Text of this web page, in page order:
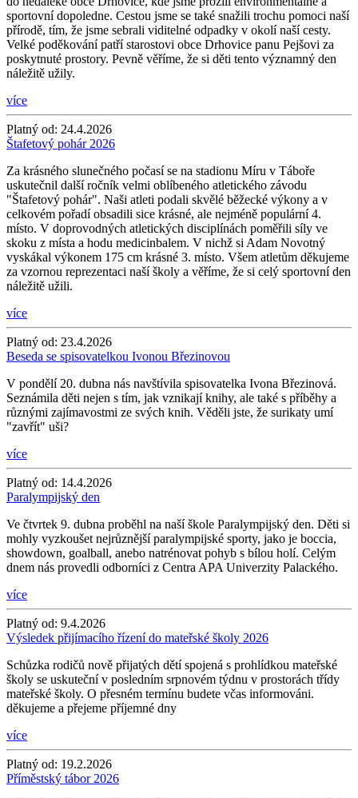
sportovní dopoledne. Cestou jsme se také snažili trochu pomoci naší
přírodě, tím, že jsme sebrali viditelné odpadky v okolí naší cesty.
Velké poděkování patří starostovi obce Drhovice panu Pejšovi za
poskytnuté prostory. Pevně věříme, že si děti tento významný den
náležitě užily.
více
Platný od: 24.4.2026
Štafetový pohár 2026
Za krásného slunečného počasí se na stadionu Míru v Táboře
uskutečnil další ročník velmi oblíbeného atletického závodu
"Štafetový pohár". Naši atleti podali skvělé běžecké výkony a v
celkovém pořadí obsadili sice krásné, ale nejméně populární 4.
místo. V doprovodných atletických disciplínách poměřili síly ve
skoku z místa a hodu medicinbalem. V nichž si Adam Novotný
vyskákal výkonem 175 cm krásné 3. místo. Všem atletům děkujeme
za vzornou reprezentaci naší školy a věříme, že si celý sportovní den
náležitě užili.
více
Platný od: 23.4.2026
Beseda se spisovatelkou Ivonou Březinovou
V pondělí 20. dubna nás navštívila spisovatelka Ivona Březinová.
Seznámila děti nejen s tím, jak vznikají knihy, ale také s příběhy a
různými zajímavostmi ze svých knih. Věděli jste, že surikaty umí
"zavřít" uši?
více
Platný od: 14.4.2026
Paralympijský den
Ve čtvrtek 9. dubna proběhl na naší škole Paralympijský den. Děti si
mohly vyzkoušet nejrůznější paralympijské sporty, jako je boccia,
showdown, goalball, anebo natrénovat pohyb s bílou holí. Celým
dnem nás provedli odborníci z Centra APA Univerzity Palackého.
více
Platný od: 9.4.2026
Výsledek přijímacího řízení do mateřské školy 2026
Schůzka rodičů nově přijatých dětí spojená s prohlídkou mateřské
školy se uskuteční v posledním srpnovém týdnu v prostorách třídy
mateřské školy. O přesném termínu budete včas informováni.
děkujeme a přejeme příjemné dny
více
Platný od: 19.2.2026
Příměstský tábor 2026